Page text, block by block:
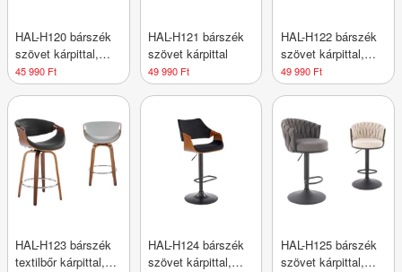
HAL-H120 bárszék
szövet kárpittal,
arany színű vázzal
45 990 Ft
HAL-H121 bárszék
szövet kárpittal
49 990 Ft
HAL-H122 bárszék
szövet kárpittal,
lábtartóval
49 990 Ft
HAL-H123 bárszék
textilbőr kárpittal,
HAL-H124 bárszék
szövet kárpittal,
HAL-H125 bárszék
szövet kárpittal,